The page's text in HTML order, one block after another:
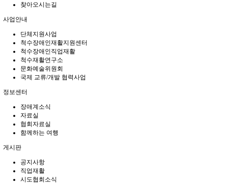
찾아오시는길
사업안내
단체지원사업
척수장애인재활지원센터
척수장애인직업재활
척수재활연구소
문화예술위원회
국제 교류/개발 협력사업
정보센터
장애계소식
자료실
협회자료실
함께하는 여행
게시판
공지사항
직업재활
시도협회소식